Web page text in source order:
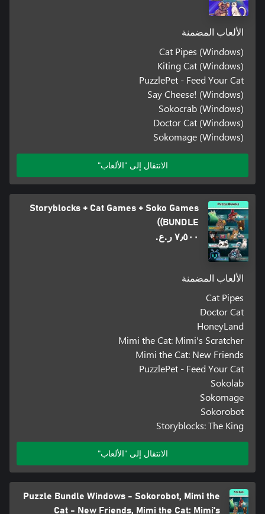
الألعاب المضمنة
Cat Pipes (Windows)
Kiting Cat (Windows)
PuzzlePet - Feed Your Cat
Say Cheese! (Windows)
Sokocrab (Windows)
Doctor Cat (Windows)
Sokomage (Windows)
الانتقال إلى "الألعاب"
Storyblocks + Cat Games + Soko Games
(BUNDLE)
٧٫٥٠٠ ر.ع.‏
الألعاب المضمنة
Cat Pipes
Doctor Cat
HoneyLand
Mimi the Cat: Mimi's Scratcher
Mimi the Cat: New Friends
PuzzlePet - Feed Your Cat
Sokolab
Sokomage
Sokorobot
Storyblocks: The King
الانتقال إلى "الألعاب"
Puzzle Bundle Windows - Sokorobot, Mimi the
Cat - New Friends, Mimi the Cat: Mimi's